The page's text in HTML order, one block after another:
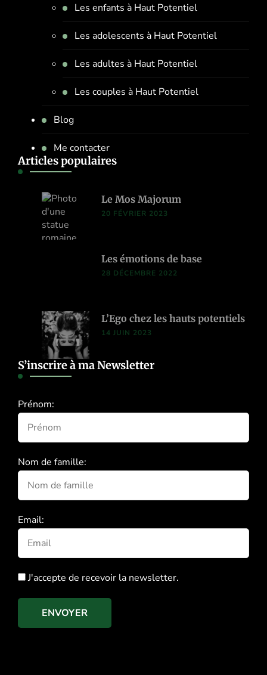
Les enfants à Haut Potentiel
Les adolescents à Haut Potentiel
Les adultes à Haut Potentiel
Les couples à Haut Potentiel
Blog
Me contacter
Articles populaires
Le Mos Majorum
20 FÉVRIER 2023
Les émotions de base
28 DÉCEMBRE 2022
L’Ego chez les hauts potentiels
14 JUIN 2023
S’inscrire à ma Newsletter
Prénom:
Nom de famille:
Email:
J'accepte de recevoir la newsletter.
ENVOYER